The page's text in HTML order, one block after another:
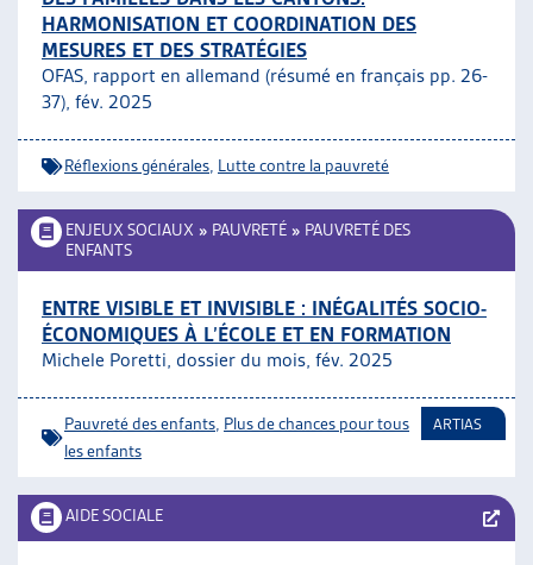
HARMONISATION ET COORDINATION DES
MESURES ET DES STRATÉGIES
OFAS, rapport en allemand (résumé en français pp. 26-
37), fév. 2025
Réflexions générales Lutte contre la pauvreté
ENJEUX SOCIAUX » PAUVRETÉ » PAUVRETÉ DES
ENFANTS
ENTRE VISIBLE ET INVISIBLE : INÉGALITÉS SOCIO-
ÉCONOMIQUES À L’ÉCOLE ET EN FORMATION
Michele Poretti, dossier du mois, fév. 2025
Pauvreté des enfants Plus de chances pour tous
les enfants
ARTIAS
AIDE SOCIALE